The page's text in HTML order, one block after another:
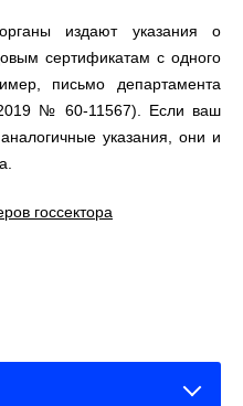
издают указания о
сертификатам с одного
письмо департамента
№ 60-11567). Если ваш
указания, они и
госсектора